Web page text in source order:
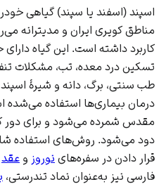
اسپند (اسفند یا سپند) گیاهی
مناطق کویری ایران و مدیترانه
کاربرد داشته است. این گیاه
تسکین درد معده، تب، مشکلات
طب سنتی، برگ، دانه و شیرهٔ
درمان بیماری‌ها استفاده می‌شده
مقدس شمرده می‌شود و برای دور
دود می‌شود. روش‌های استفاده
قرار دادن در سفره‌های نوروز و عقد
فارسی نیز به‌عنوان نماد تندرستی،